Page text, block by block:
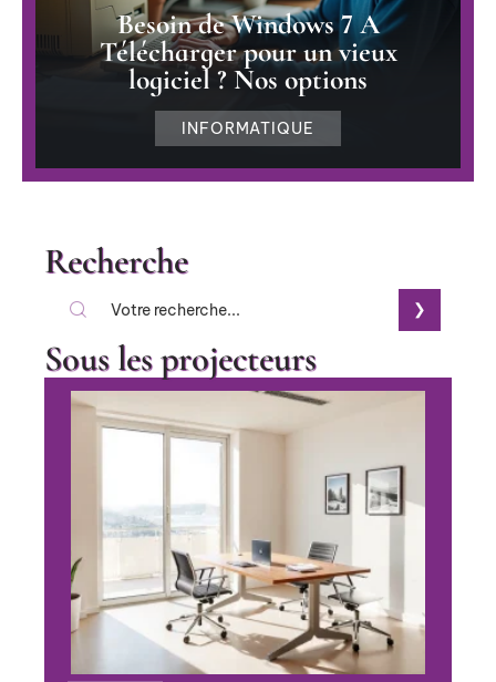
Besoin de Windows 7 A
Télécharger pour un vieux
logiciel ? Nos options
INFORMATIQUE
Recherche
Sous les projecteurs